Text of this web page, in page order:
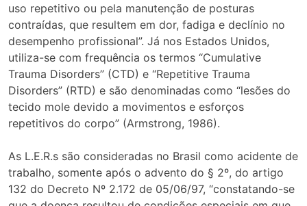
uso repetitivo ou pela manutenção de posturas
contraídas, que resultem em dor, fadiga e declínio no
desempenho profissional”. Já nos Estados Unidos,
utiliza-se com frequência os termos “Cumulative
Trauma Disorders” (CTD) e “Repetitive Trauma
Disorders” (RTD) e são denominadas como “lesões do
tecido mole devido a movimentos e esforços
repetitivos do corpo” (Armstrong, 1986).
As L.E.R.s são consideradas no Brasil como acidente de
trabalho, somente após o advento do § 2º, do artigo
132 do Decreto Nº 2.172 de 05/06/97, “constatando-se